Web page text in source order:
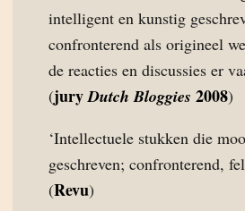
intelligent en kunstig
confronterend als origineel
de reacties en discussies er
(juryDutch Bloggies 2008)
‘Intellectuele stukken die
geschreven; confronterend,
(Revu)